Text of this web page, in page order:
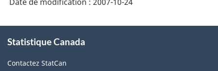
propos
ce
Statistique Canada
Contactez StatCan